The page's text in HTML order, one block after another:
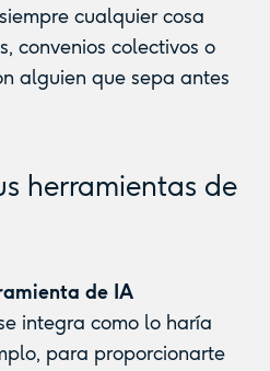
cualquier cosa
convenios colectivos o
alguien que sepa antes
herramientas de
de IA
integra como lo haría
para proporcionarte